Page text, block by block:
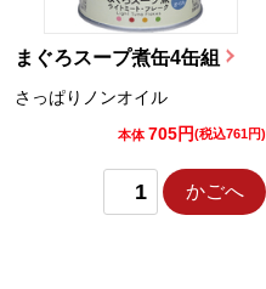
まぐろスープ煮缶4缶組
さっぱりノンオイル
本体 705円(税込761円)
かごへ